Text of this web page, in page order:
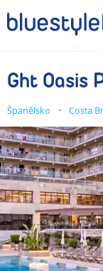
Ght Oasis
Španělsko Costa